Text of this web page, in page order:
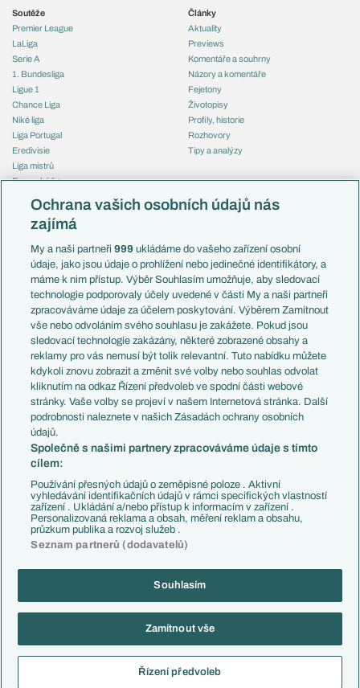
Soutěže
Premier League
LaLiga
Serie A
1. Bundesliga
Ligue 1
Chance Liga
Niké liga
Liga Portugal
Eredivisie
Liga mistrů
Evropská liga
Mistrovství světa
Liga národů
Témata
Představení týmů MS
EuroSkauting
PL v kostce
Evropské koeficienty
Přestupy
Přestupové spekulace
Zranění
Kluby
Arsenal FC
Chelsea FC
Manchester United
AC Milán
Juventus FC
Bayern Mnichov
FC Barcelona
Real Madrid
Články
Aktuality
Previews
Komentáře a souhrny
Názory a komentáře
Fejetony
Životopisy
Profily, historie
Rozhovory
Tipy a analýzy
Česko
Francie
Itálie
Německo
Španělsko
Argentina
Brazílie
Přestupy
Zápasy
Livescore
Tipovací soutěž
Copyright © 2001-2026 EuroFotbal.cz. Využíváme zpravodajství ČTK.
Informace o zpracování osobních údajů
Ochrana vašich osobních údajů nás
zajímá
My a naši partneři999 ukládáme do vašeho zařízení osobní
údaje, jako jsou údaje o prohlížení nebo jedinečné identifikátory, a
máme k nim přístup. Výběr Souhlasím umožňuje, aby sledovací
technologie podporovaly účely uvedené v části My a naši partneři
zpracováváme údaje za účelem poskytování. Výběrem Zamítnout
vše nebo odvoláním svého souhlasu je zakážete. Pokud jsou
sledovací technologie zakázány, některé zobrazené obsahy a
reklamy pro vás nemusí být tolik relevantní. Tuto nabídku můžete
kdykoli znovu zobrazit a změnit své volby nebo souhlas odvolat
kliknutím na odkaz Řízení předvoleb ve spodní části webové
stránky. Vaše volby se projeví v našem Internetová stránka. Další
podrobnosti naleznete v našich Zásadách ochrany osobních
údajů.
Společně s našimi partnery zpracováváme údaje s tímto
cílem:
Používání přesných údajů o zeměpisné poloze . Aktivní
vyhledávání identifikačních údajů v rámci specifických vlastností
zařízení . Ukládání a/nebo přístup k informacím v zařízení .
Personalizovaná reklama a obsah, měření reklam a obsahu,
průzkum publika a rozvoj služeb .
Seznam partnerů (dodavatelů)
Souhlasím
Zamítnout vše
Řízení předvoleb